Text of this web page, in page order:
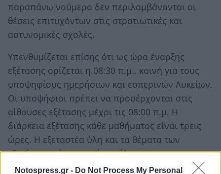
Notospress.gr - Do Not Process My Personal
παραπάνω νούμερο δεν περιλαμβάνονται οι
θέσεις επιτυχόντων στις στρατιωτικές και
αστυνομικές σχολές.
Υπενθυμίζεται επίσης ότι ως ώρα έναρξης
εξέτασης ορίζεται η 08:30 π.μ., κοινή για τους
υποψηφίους ημερήσιων και εσπερινών Λυκείων.
Οι υποψήφιοι πρέπει να προσέρχονται στις
αίθουσες εξέτασης μέχρι τις 08:00 π.μ. Η
διάρκεια εξέτασης κάθε μαθήματος είναι τρεις
ώρες. Η εξεταστέα ύλη και τα θέματα των
εξετάσεων είναι κοινά για όλους τους
υποψηφίους ημερησίων και εσπερινών ΓΕΛ.